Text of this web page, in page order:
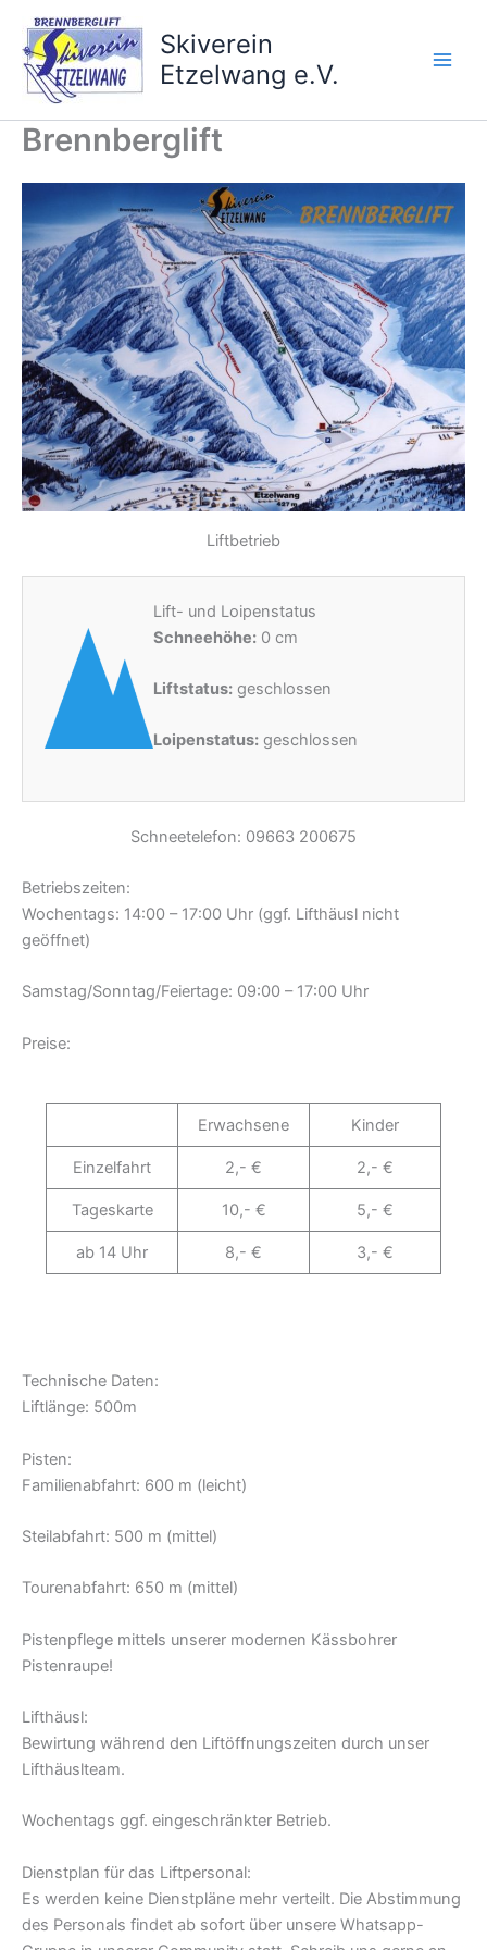
Inhalt
springen
Skiverein
Etzelwang e.V.
Brennberglift
Liftbetrieb
Lift- und Loipenstatus
Schneehöhe: 0 cm
Liftstatus: geschlossen
Loipenstatus: geschlossen
Schneetelefon: 09663 200675
Betriebszeiten:
Wochentags: 14:00 – 17:00 Uhr (ggf. Lifthäusl nicht
geöffnet)
Samstag/Sonntag/Feiertage: 09:00 – 17:00 Uhr
Preise:
Erwachsene Kinder
Einzelfahrt 2,- € 2,- €
Tageskarte 10,- € 5,- €
ab 14 Uhr 8,- € 3,- €
Technische Daten:
Liftlänge: 500m
Pisten:
Familienabfahrt: 600 m (leicht)
Steilabfahrt: 500 m (mittel)
Tourenabfahrt: 650 m (mittel)
Pistenpflege mittels unserer modernen Kässbohrer
Pistenraupe!
Lifthäusl:
Bewirtung während den Liftöffnungszeiten durch unser
Lifthäuslteam.
Wochentags ggf. eingeschränkter Betrieb.
Dienstplan für das Liftpersonal:
Es werden keine Dienstpläne mehr verteilt. Die Abstimmung
des Personals findet ab sofort über unsere Whatsapp-